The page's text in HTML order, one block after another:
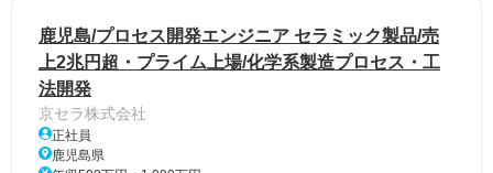
鹿児島/プロセス開発エンジニア セラミック製品/売
上2兆円超・プライム上場/化学系製造プロセス・工
法開発
京セラ株式会社
正社員
鹿児島県